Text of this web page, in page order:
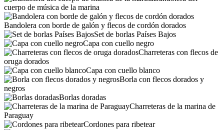
cuerpo de música de la marina
Bandolera con borde de galón y flecos de cordón dorados
Set de borlas Países Bajos
Capa con cuello negro
Charreteras con flecos de
oruga dorados
Capa con cuello blanco
Borla con flecos dorados y
negros
Borlas doradas
Charreteras de la marina de
Paraguay
Cordones para ribetear